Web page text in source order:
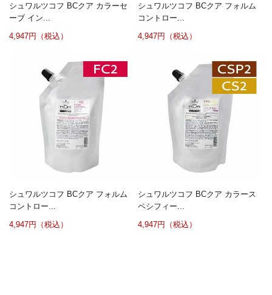
シュワルツコフ BCクア カラーセ
ーブ イン...
4,947円（税込）
シュワルツコフ BCクア フォルム
コントロー...
4,947円（税込）
シュワルツコフ BCクア フォルム
コントロー...
4,947円（税込）
シュワルツコフ BCクア カラース
ペシフィー...
4,947円（税込）